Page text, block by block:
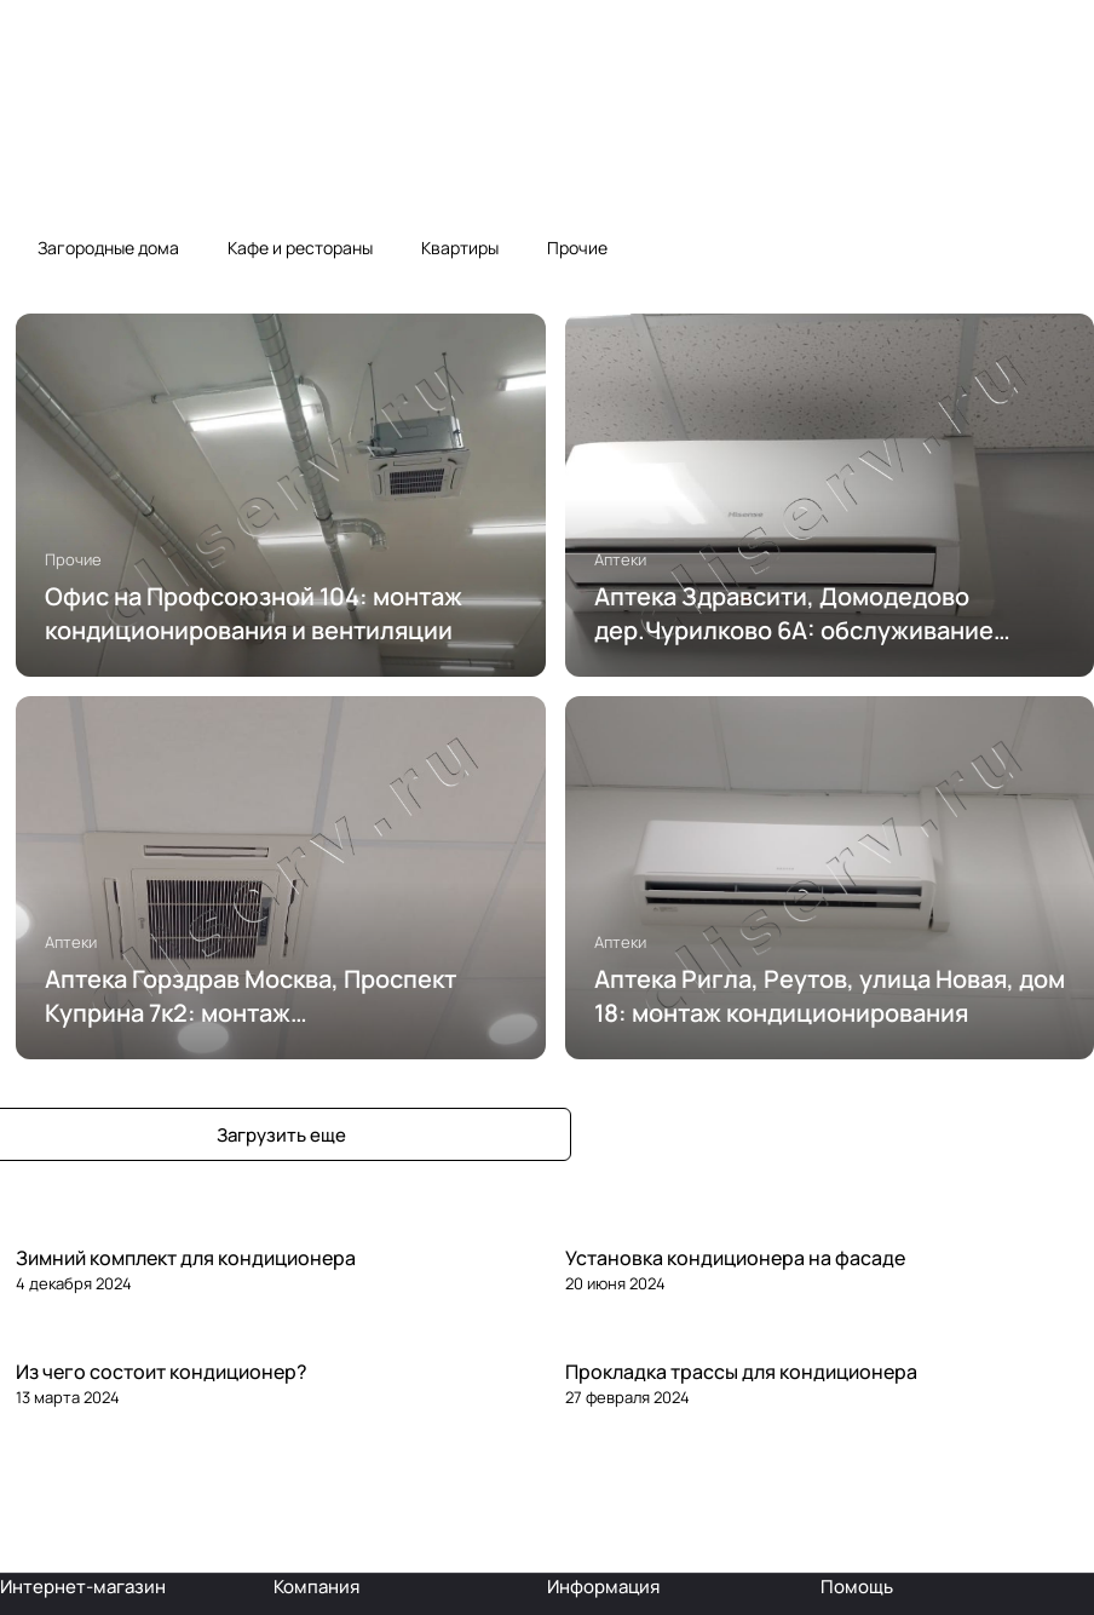
Загородные дома Кафе и рестораны Квартиры Прочие
Прочие
Офис на Профсоюзной 104: монтаж
кондиционирования и вентиляции
Аптеки
Аптека Здравсити, Домодедово
дер.Чурилково 6А: обслуживание
Аптеки
Аптека Горздрав Москва, Проспект
Куприна 7к2: монтаж
кондиционирования
Аптеки
Аптека Ригла, Реутов, улица Новая, дом
18: монтаж кондиционирования
Загрузить еще
Зимний комплект для кондиционера
4 декабря 2024
Установка кондиционера на фасаде
20 июня 2024
Из чего состоит кондиционер?
13 марта 2024
Прокладка трассы для кондиционера
27 февраля 2024
Интернет-магазин Компания Информация Помощь